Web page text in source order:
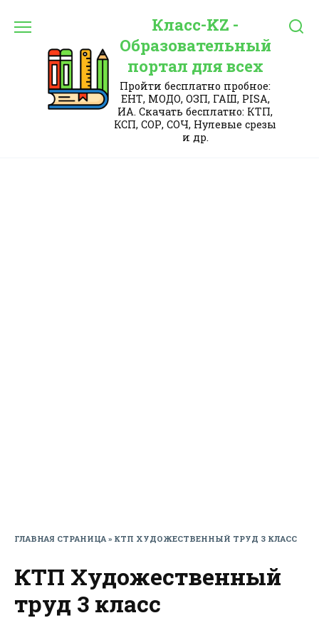
Класс-KZ -
Образовательный
портал для всех
Пройти бесплатно пробное:
ЕНТ, МОДО, ОЗП, ГАШ, PISA,
ИА. Скачать бесплатно: КТП,
КСП, СОР, СОЧ, Нулевые срезы
и др.
ГЛАВНАЯ СТРАНИЦА» КТП ХУДОЖЕСТВЕННЫЙ ТРУД 3 КЛАСС
КТП Художественный
труд 3 класс